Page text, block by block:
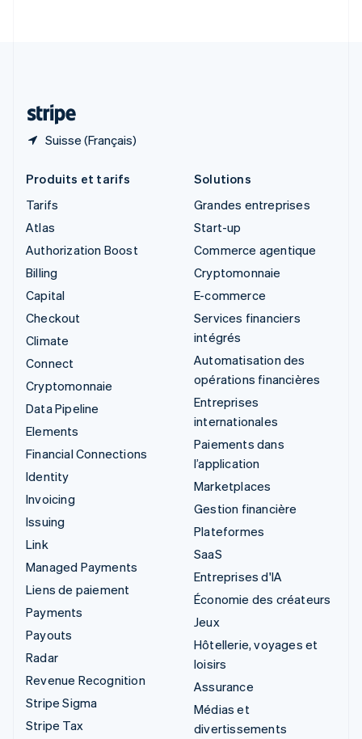
Suisse (Français)
Produits et tarifs
Tarifs
Atlas
Authorization Boost
Billing
Capital
Checkout
Climate
Connect
Cryptomonnaie
Data Pipeline
Elements
Financial Connections
Identity
Invoicing
Issuing
Link
Managed Payments
Liens de paiement
Payments
Payouts
Radar
Revenue Recognition
Stripe Sigma
Stripe Tax
Solutions
Grandes entreprises
Start-up
Commerce agentique
Cryptomonnaie
E-commerce
Services financiers
intégrés
Automatisation des
opérations financières
Entreprises
internationales
Paiements dans
l’application
Marketplaces
Gestion financière
Plateformes
SaaS
Entreprises d'IA
Économie des créateurs
Jeux
Hôtellerie, voyages et
loisirs
Assurance
Médias et
divertissements